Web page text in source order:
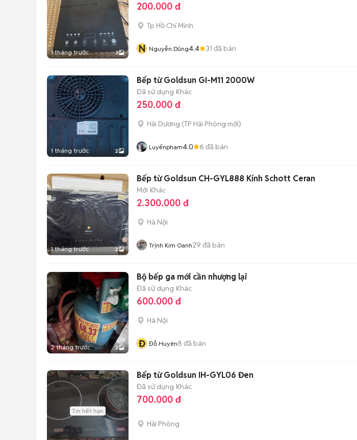
1 tháng trước 3
200.000 đ
Tp Hồ Chí Minh
N Nguyễn Dũng4.4 31 đã bán
1 tháng trước 2
Bếp từ Goldsun GI-M11 2000W
Đã sử dụng Khác
250.000 đ
Hải Dương (TP Hải Phòng mới)
Luyếnpham4.0 6 đã bán
1 tháng trước 2
Bếp từ Goldsun CH-GYL888 Kính Schott Ceran
Mới Khác
2.300.000 đ
Hà Nội
Trịnh Kim Oanh29 đã bán
2 tháng trước 2
Bộ bếp ga mới cần nhượng lại
Đã sử dụng Khác
600.000 đ
Hà Nội
Đ Đỗ Huyên8 đã bán
Tin hết hạn
Bếp từ Goldsun IH-GYL06 Đen
Đã sử dụng Khác
700.000 đ
Hải Phòng